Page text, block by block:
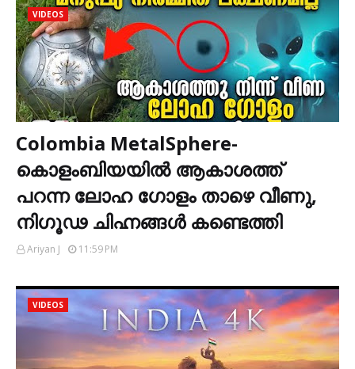
VIDEOS
Colombia MetalSphere-
കൊളംബിയയിൽ ആകാശത്ത്
പറന്ന ലോഹ ഗോളം താഴെ വീണു,
നിഗൂഢ ചിഹ്നങ്ങൾ കണ്ടെത്തി
Ariyan J 11:59 PM
VIDEOS